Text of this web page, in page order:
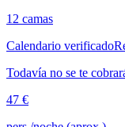
12 camas
Calendario verificado
Todavía no se te
47 €